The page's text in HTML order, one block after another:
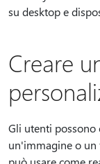
su desktop e
Creare
Gli utenti possono
un'immagine o un